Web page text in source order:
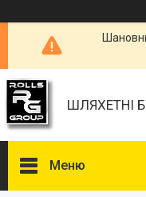
ШЛЯХЕТНІ
Меню